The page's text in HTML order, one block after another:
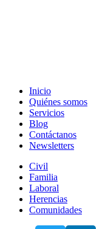
Inicio
Quiénes somos
Servicios
Blog
Contáctanos
Newsletters
Civil
Familia
Laboral
Herencias
Comunidades